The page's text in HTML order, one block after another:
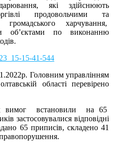
які здійснюють
продовольчими та
харчування,
об’єктами по виконанню
Головним управлінням
області перевірено
вимог встановили на 65
застосовувалися відповідні
65 приписів, складено 41